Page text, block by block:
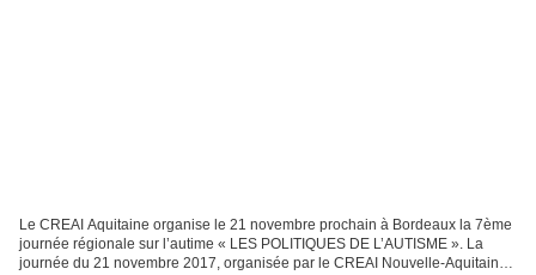
Le CREAI Aquitaine organise le 21 novembre prochain à Bordeaux la 7ème
journée régionale sur l’autime « LES POLITIQUES DE L’AUTISME ». La
journée du 21 novembre 2017, organisée par le CREAI Nouvelle-Aquitaine,